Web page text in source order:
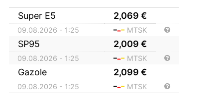
Super E5 2,069 €
09.08.2026 - 1:25 MTSK
SP95 2,009 €
09.08.2026 - 1:25 MTSK
Gazole 2,099 €
09.08.2026 - 1:25 MTSK